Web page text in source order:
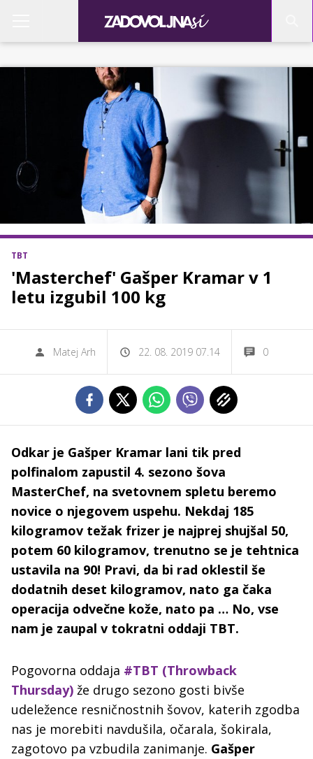
TBT
'Masterchef' Gašper Kramar v 1
letu izgubil 100 kg
Matej Arh 22. 08. 2019 07.14 0
Odkar je Gašper Kramar lani tik pred
polfinalom zapustil 4. sezono šova
MasterChef, na svetovnem spletu beremo
novice o njegovem uspehu. Nekdaj 185
kilogramov težak frizer je najprej shujšal 50,
potem 60 kilogramov, trenutno se je tehtnica
ustavila na 90! Pravi, da bi rad oklestil še
dodatnih deset kilogramov, nato ga čaka
operacija odvečne kože, nato pa … No, vse
nam je zaupal v tokratni oddaji TBT.
Pogovorna oddaja #TBT (Throwback
Thursday) že drugo sezono gosti bivše
udeležence resničnostnih šovov, katerih zgodba
nas je morebiti navdušila, očarala, šokirala,
zagotovo pa vzbudila zanimanje. Gašper